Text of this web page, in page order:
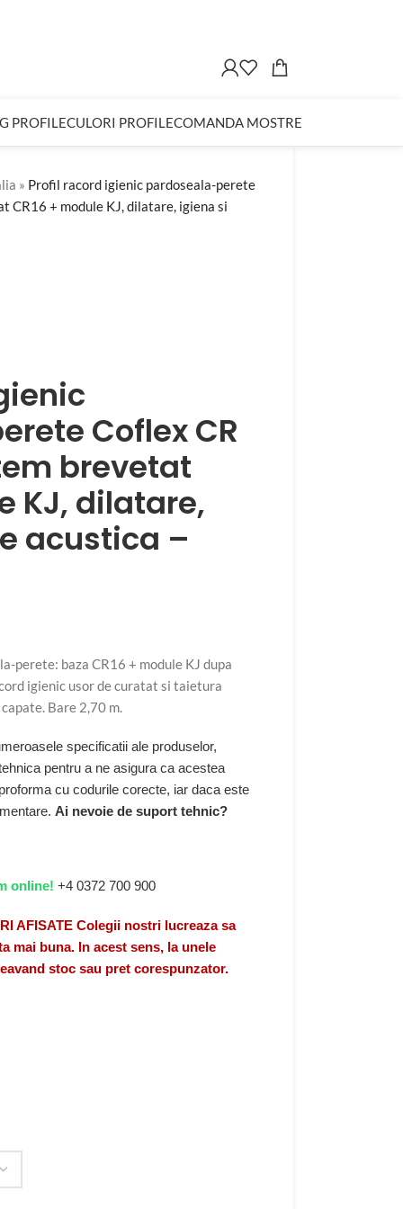
PROFILECULORI PROFILECOMANDA MOSTRE
» Profil racord igienic pardoseala-perete
CR16 + module KJ, dilatare, igiena si
Coflex CR
brevetat
KJ, dilatare,
acustica –
perete: baza CR16 + module KJ dupa
igienic usor de curatat si taietura
Bare 2,70 m.
specificatii ale produselor,
pentru a ne asigura ca acestea
cu codurile corecte, iar daca este
Ai nevoie de suport tehnic?
online! +4 0372 700 900
AFISATE Colegii nostri lucreaza sa
mai buna. In acest sens, la unele
stoc sau pret corespunzator.